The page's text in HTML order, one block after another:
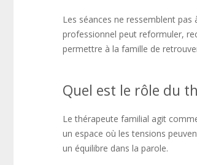
Les séances ne ressemblent pas
professionnel peut reformuler,
permettre à la famille de
Quel est le rôle du
Le thérapeute familial agit
un espace où les tensions
un équilibre dans la parole.